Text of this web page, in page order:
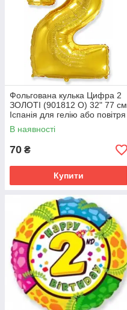
Фольгована кулька Цифра 2
ЗОЛОТІ (901812 O) 32" 77 см
Іспанія для гелію або повітря
В наявності
70 ₴
Купити